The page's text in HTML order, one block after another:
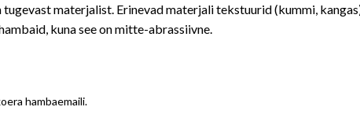
materjalist. Erinevad materjali tekstuurid (kummi,
kuna see on mitte-abrassiivne.
hambaemaili.